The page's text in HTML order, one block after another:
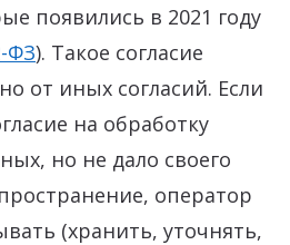
появились в 2021 году
ФЗ). Такое согласие
от иных согласий. Если
на обработку
но не дало своего
оператор
(хранить, уточнять,